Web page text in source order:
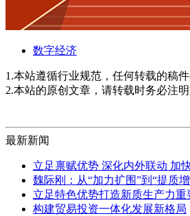
数字经济
1.本站遵循行业规范，任何转载的稿
2.本站的原创文章，请转载时务必注
最新新闻
立足禀赋优势 深化内外联动 加
魏际刚：从“加力扩围”到“提质
立足特色优势打造新质生产力重
构建贸易投资一体化发展新格局